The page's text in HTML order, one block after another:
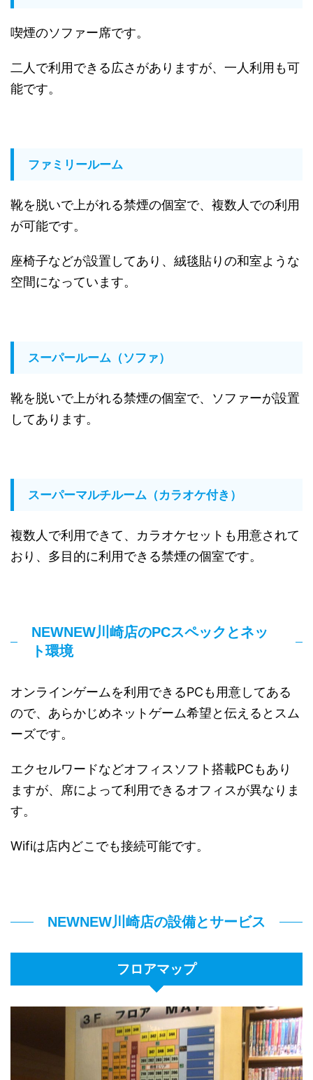
喫煙のソファー席です。
二人で利用できる広さがありますが、一人利用も可
能です。
ファミリールーム
靴を脱いで上がれる禁煙の個室で、複数人での利用
が可能です。
座椅子などが設置してあり、絨毯貼りの和室ような
空間になっています。
スーパールーム（ソファ）
靴を脱いで上がれる禁煙の個室で、ソファーが設置
してあります。
スーパーマルチルーム（カラオケ付き）
複数人で利用できて、カラオケセットも用意されて
おり、多目的に利用できる禁煙の個室です。
NEWNEW川崎店のPCスペックとネッ
ト環境
オンラインゲームを利用できるPCも用意してある
ので、あらかじめネットゲーム希望と伝えるとスム
ーズです。
エクセルワードなどオフィスソフト搭載PCもあり
ますが、席によって利用できるオフィスが異なりま
す。
Wifiは店内どこでも接続可能です。
NEWNEW川崎店の設備とサービス
フロアマップ